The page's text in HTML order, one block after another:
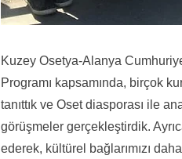
Kuzey Osetya-Alanya
Programı kapsamında, birçok
tanıttık ve Oset diasporası ile
görüşmeler gerçekleştirdik.
ederek, kültürel bağlarımızı